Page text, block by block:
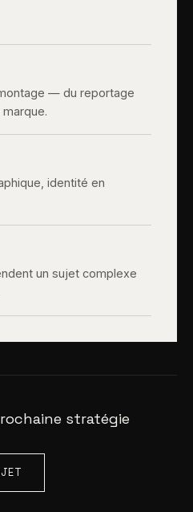
— du reportage
identité en
un sujet complexe
stratégie